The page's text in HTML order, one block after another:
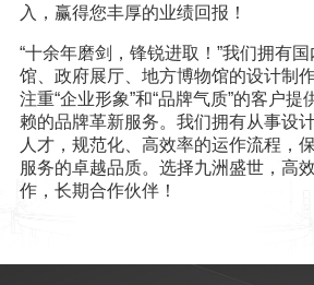
入，赢得您丰厚的业绩回报！
“十余年磨剑，锋锐进取！”我们拥有
馆、政府展厅、地方博物馆的设计制
注重“企业形象”和“品牌气质”的客户
赖的品牌革新服务。我们拥有从事设
人才，规范化、高效率的运作流程，
服务的卓越品质。选择九洲盛世，高
作，长期合作伙伴！